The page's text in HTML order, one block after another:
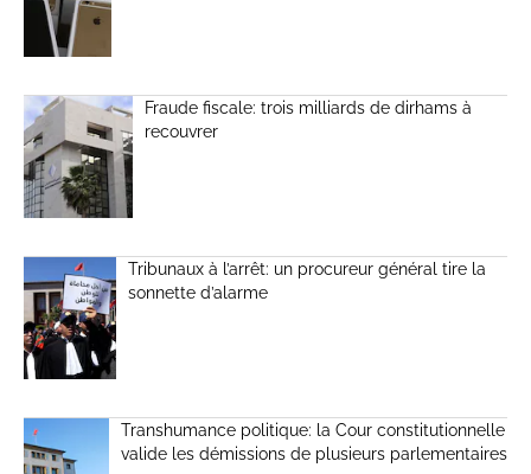
Fraude fiscale: trois milliards de dirhams à
recouvrer
Tribunaux à l’arrêt: un procureur général tire la
sonnette d’alarme
Transhumance politique: la Cour constitutionnelle
valide les démissions de plusieurs parlementaires